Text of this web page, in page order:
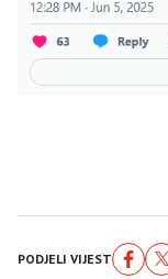
PODJELI VIJEST